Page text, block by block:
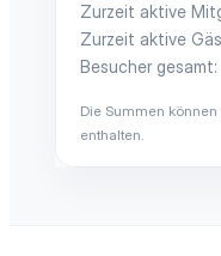
Zurzeit aktive
Zurzeit aktive
Besucher gesamt
Die Summen
enthalten.